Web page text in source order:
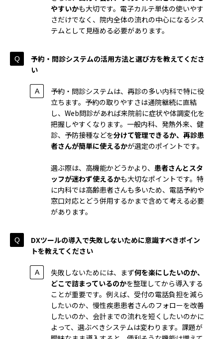
やすいかも大切です。電子カルテ単体の使いやす
さだけでなく、院内全体の流れの中心になるシス
テムとして見極める必要があります。
予約・問診システムの活用方法と選び方を教えてくださ
い
予約・問診システムは、再診の多い内科で特に役
立ちます。予約の取りやすさは通院継続に直結
し、Web問診があれば来院前に症状や体調変化を
把握しやすくなります。一般内科、発熱外来、健
診、予防接種などを分けて管理できるか、再診患
者さんが簡単に使えるかが選定のポイントです。
選ぶ際は、高機能かどうかより、 患者さんとスタ
ッフが迷わず使えるかも大切なポイントです。特
に内科では高齢患者さんも多いため、電話予約や
窓口対応とどう併用するかまで含めて考える必要
があります。
DXツールの導入で失敗しないために意識すべきポイン
トを教えてください
失敗しないためには、まず何を楽にしたいのか、
どこで詰まっているのかを整理してから導入する
ことが重要です。例えば、受付の電話負担を減ら
したいのか、慢性疾患患者さんのフォローを改善
したいのか、会計までの流れを短くしたいのかに
よって、選ぶべきシステムは変わります。課題が